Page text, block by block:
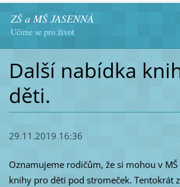
ZŠ a MŠ JASENNÁ
Učíme se pro život
Další nabídka
děti.
29.11.2019 16:36
Oznamujeme rodičům, že si mohou v
knihy pro děti pod stromeček. Tentokrát